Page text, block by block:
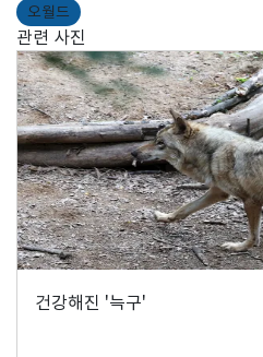
오월드
관련 사진
건강해진 '늑구'